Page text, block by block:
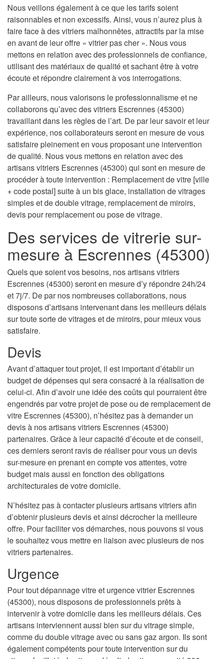
Nous veillons également à ce que les tarifs soient
raisonnables et non excessifs. Ainsi, vous n’aurez plus à
faire face à des vitriers malhonnêtes, attractifs par la mise
en avant de leur offre « vitrier pas cher ». Nous vous
mettons en relation avec des professionnels de confiance,
utilisant des matériaux de qualité et sachant être à votre
écoute et répondre clairement à vos interrogations.
Par ailleurs, nous valorisons le professionnalisme et ne
collaborons qu’avec des vitriers Escrennes (45300)
travaillant dans les règles de l’art. De par leur savoir et leur
expérience, nos collaborateurs seront en mesure de vous
satisfaire pleinement en vous proposant une intervention
de qualité. Nous vous mettons en relation avec des
artisans vitriers Escrennes (45300) qui sont en mesure de
procéder à toute intervention : Remplacement de vitre [ville
+ code postal] suite à un bis glace, installation de vitrages
simples et de double vitrage, remplacement de miroirs,
devis pour remplacement ou pose de vitrage.
Des services de vitrerie sur-
mesure à Escrennes (45300)
Quels que soient vos besoins, nos artisans vitriers
Escrennes (45300) seront en mesure d’y répondre 24h/24
et 7j/7. De par nos nombreuses collaborations, nous
disposons d’artisans intervenant dans les meilleurs délais
sur toute sorte de vitrages et de miroirs, pour mieux vous
satisfaire.
Devis
Avant d’attaquer tout projet, il est important d’établir un
budget de dépenses qui sera consacré à la réalisation de
celui-ci. Afin d’avoir une idée des coûts qui pourraient être
engendrés par votre projet de pose ou de remplacement de
vitre Escrennes (45300), n’hésitez pas à demander un
devis à nos artisans vitriers Escrennes (45300)
partenaires. Grâce à leur capacité d’écoute et de conseil,
ces derniers seront ravis de réaliser pour vous un devis
sur-mesure en prenant en compte vos attentes, votre
budget mais aussi en fonction des obligations
architecturales de votre domicile.
N’hésitez pas à contacter plusieurs artisans vitriers afin
d’obtenir plusieurs devis et ainsi décrocher la meilleure
offre. Pour faciliter vos démarches, nous pouvons si vous
le souhaitez vous mettre en liaison avec plusieurs de nos
vitriers partenaires.
Urgence
Pour tout dépannage vitre et urgence vitrier Escrennes
(45300), nous disposons de professionnels prêts à
intervenir à votre domicile dans les meilleurs délais. Ces
artisans interviennent aussi bien sur du vitrage simple,
comme du double vitrage avec ou sans gaz argon. Ils sont
également compétents pour toute intervention sur du